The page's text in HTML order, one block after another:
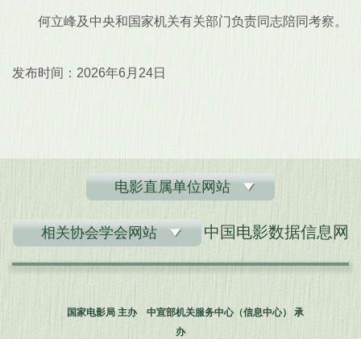
何立峰及中央和国家机关有关部门负责同志陪同考察。
发布时间：2026年6月24日
电影直属单位网站
相关协会学会网站 中国电影数据信息网
国家电影局 主办 中宣部机关服务中心（信息中心） 承
办